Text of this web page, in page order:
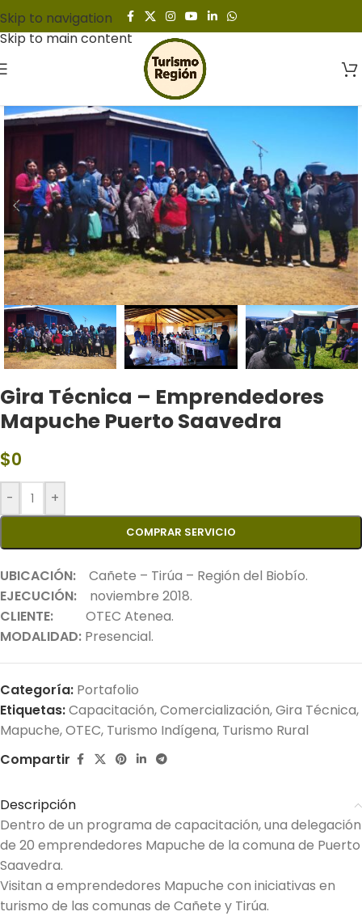
Skip to navigation
Skip to main content
Gira Técnica – Emprendedores
Mapuche Puerto Saavedra
$0
UBICACIÓN: Cañete – Tirúa – Región del Biobío.
EJECUCIÓN: noviembre 2018.
CLIENTE: OTEC Atenea.
MODALIDAD: Presencial.
- +
COMPRAR SERVICIO
Categoría: Portafolio
Etiquetas:Capacitación,Comercialización,Gira Técnica,
Mapuche,OTEC, Turismo Indígena, Turismo Rural
Compartir
Descripción
Dentro de un programa de capacitación, una delegación
de 20 emprendedores Mapuche de la comuna de Puerto
Saavedra.
Visitan a emprendedores Mapuche con iniciativas en
turismo de las comunas de Cañete y Tirúa.